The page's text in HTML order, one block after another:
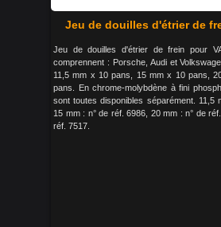
Jeu de douilles d'étrier de
Jeu de douilles d'étrier de frein pour
comprennent : Porsche, Audi et
11,5 mm x 10 pans, 15 mm x 10 pans,
pans. En chrome-molybdène à fini
sont toutes disponibles séparément. 11,5
15 mm : n° de réf. 6986, 20 mm : n° de
réf. 7517.